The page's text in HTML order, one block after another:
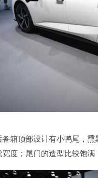
箱顶部设计有小鸭尾，
度；尾门的造型比较饱